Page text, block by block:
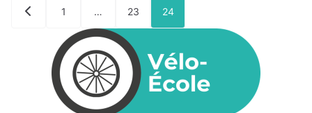
des
publications
1 … 23 24